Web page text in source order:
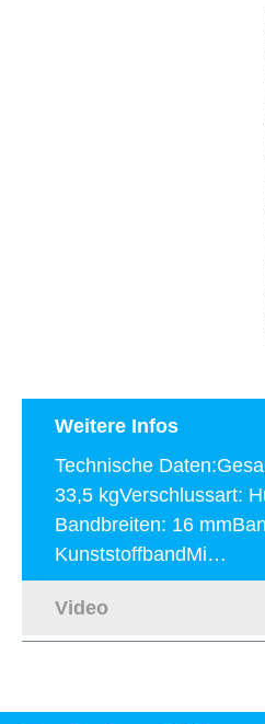
Weitere Infos
Technische
33,5 kgVerschlussart:
Bandbreiten: 16
KunststoffbandMi…
Video